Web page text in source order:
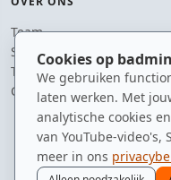
Cookies op
We gebruiken
laten werken. Met
analytische cookies
van YouTube-video's,
meer in ons
Team
Supporters
Tip de redactie
Contact